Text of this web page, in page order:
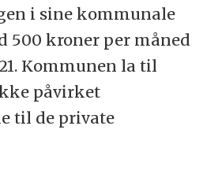
i sine kommunale
500 kroner per måned
Kommunen la til
påvirket
til de private